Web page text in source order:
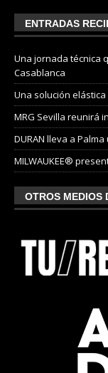
ENTRADAS
Una jornada técnica
Casablanca
Una solución
MRG Sevilla reunirá
DURAN lleva a
MILWAUKEE®
OTROS MEDIOS